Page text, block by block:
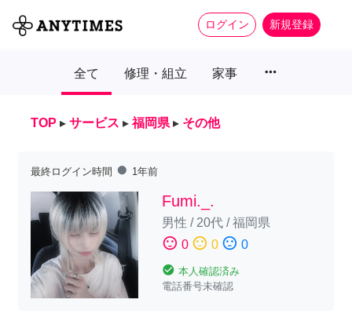
ログイン 新規登録
全て 修理・組立 家事 more_horiz
TOP ▸ サービス ▸ 福岡県 ▸ その他
最終ログイン時間 fiber_manual_record 1年前
Fumi._.
男性 / 20代/福岡県
sentiment_satisfied 0 sentiment_neutral 0 sentiment_dissatisfied 0
check_circle 本人確認済み
電話番号未確認